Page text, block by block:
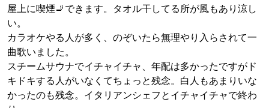
屋上に喫煙🚬できます。タオル干してる所が風もあり涼し
い。
カラオケやる人が多く、のぞいたら無理やり入らされて一
曲歌いました。
スチームサウナでイチャイチャ、年配は多かったですがド
キドキする人がいなくてちょっと残念。白人もあまりいな
かったのも残念。イタリアンシェフとイチャイチャで終わ